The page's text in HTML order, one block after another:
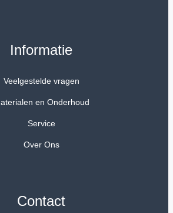
Informatie
Veelgestelde vragen
en Onderhoud
Service
Over Ons
Contact